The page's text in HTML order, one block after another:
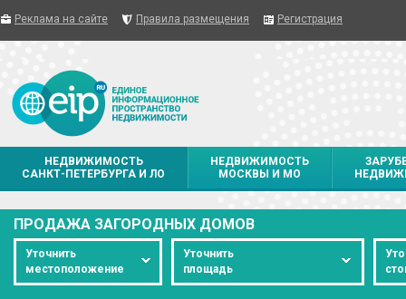
Реклама на сайте Правила размещения Регистрация
НЕДВИЖИМОСТЬ
САНКТ-ПЕТЕРБУРГА И ЛО
НЕДВИЖИМОСТЬ
МОСКВЫ И МО
ПРОДАЖА ЗАГОРОДНЫХ ДОМОВ
Уточнить
местоположение
Уточнить
площадь